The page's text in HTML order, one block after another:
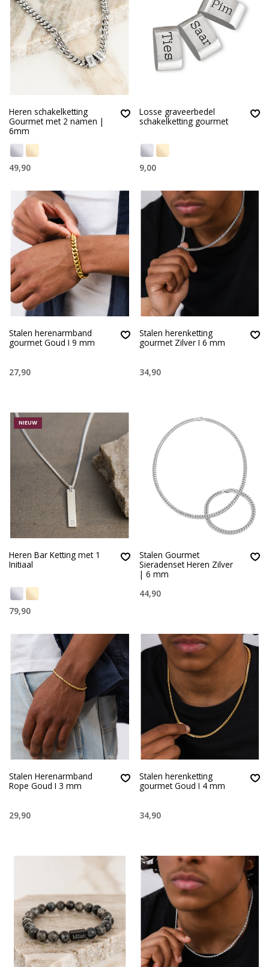
Heren schakelketting
Gourmet met 2 namen |
6mm
49,90
Losse graveerbedel
schakelketting gourmet
9,00
Stalen herenarmband
gourmet Goud I 9 mm
27,90
Stalen herenketting
gourmet Zilver I 6 mm
34,90
NIEUW
Heren Bar Ketting met 1
Initiaal
79,90
Stalen Gourmet
Sieradenset Heren Zilver
| 6 mm
44,90
Stalen Herenarmband
Rope Goud I 3 mm
29,90
Stalen herenketting
gourmet Goud I 4 mm
34,90